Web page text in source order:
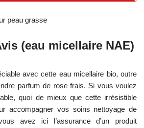
peau grasse
(eau micellaire NAE)
avec cette eau micellaire bio, outre
parfum de rose frais. Si vous voulez
quoi de mieux que cette irrésistible
accompagner vos soins nettoyage de
avez ici l’assurance d’un produit